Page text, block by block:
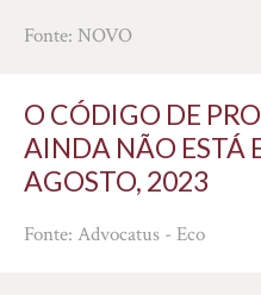
Fonte: NOVO
O CÓDIGO DE
AINDA NÃO ESTÁ
AGOSTO, 2023
Fonte: Advocatus - Eco